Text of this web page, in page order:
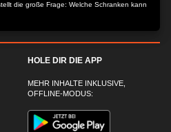
die große Frage: Welche Schranken kann
HOLE DIR DIE APP
MEHR INHALTE INKLUSIVE,
OFFLINE-MODUS: